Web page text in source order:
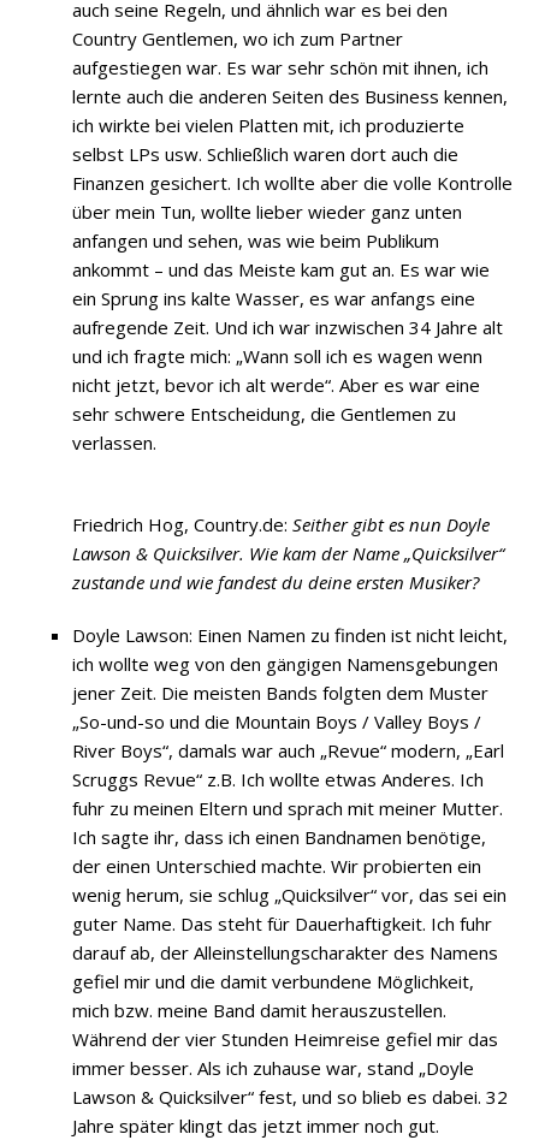
auch seine Regeln, und ähnlich war es bei den
Country Gentlemen, wo ich zum Partner
aufgestiegen war. Es war sehr schön mit ihnen, ich
lernte auch die anderen Seiten des Business kennen,
ich wirkte bei vielen Platten mit, ich produzierte
selbst LPs usw. Schließlich waren dort auch die
Finanzen gesichert. Ich wollte aber die volle Kontrolle
über mein Tun, wollte lieber wieder ganz unten
anfangen und sehen, was wie beim Publikum
ankommt – und das Meiste kam gut an. Es war wie
ein Sprung ins kalte Wasser, es war anfangs eine
aufregende Zeit. Und ich war inzwischen 34 Jahre alt
und ich fragte mich: „Wann soll ich es wagen wenn
nicht jetzt, bevor ich alt werde“. Aber es war eine
sehr schwere Entscheidung, die Gentlemen zu
verlassen.
Friedrich Hog, Country.de: Seither gibt es nun Doyle
Lawson & Quicksilver. Wie kam der Name „Quicksilver“
zustande und wie fandest du deine ersten Musiker?
Doyle Lawson: Einen Namen zu finden ist nicht leicht,
ich wollte weg von den gängigen Namensgebungen
jener Zeit. Die meisten Bands folgten dem Muster
„So-und-so und die Mountain Boys / Valley Boys /
River Boys“, damals war auch „Revue“ modern, „Earl
Scruggs Revue“ z.B. Ich wollte etwas Anderes. Ich
fuhr zu meinen Eltern und sprach mit meiner Mutter.
Ich sagte ihr, dass ich einen Bandnamen benötige,
der einen Unterschied machte. Wir probierten ein
wenig herum, sie schlug „Quicksilver“ vor, das sei ein
guter Name. Das steht für Dauerhaftigkeit. Ich fuhr
darauf ab, der Alleinstellungscharakter des Namens
gefiel mir und die damit verbundene Möglichkeit,
mich bzw. meine Band damit herauszustellen.
Während der vier Stunden Heimreise gefiel mir das
immer besser. Als ich zuhause war, stand „Doyle
Lawson & Quicksilver“ fest, und so blieb es dabei. 32
Jahre später klingt das jetzt immer noch gut.